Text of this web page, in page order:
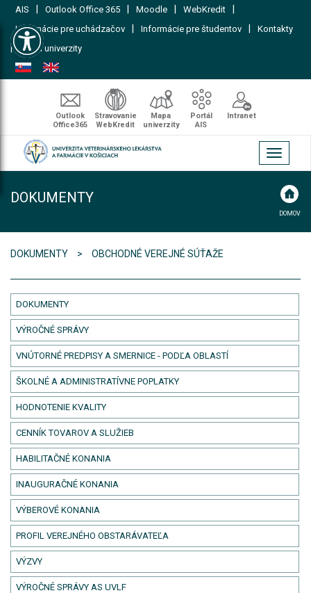
Open toolbar
AIS Outlook Office 365 Moodle WebKredit
Informácie pre uchádzačov Informácie pre študentov Kontakty
| Mapa univerzity
Outlook
Office365
Stravovanie
WebKredit
Mapa
univerzity
Portál
AIS
Intranet
Toggle
DOKUMENTY
DOMOV
DOKUMENTY OBCHODNÉ VEREJNÉ SÚŤAŽE
DOKUMENTY
VÝROČNÉ SPRÁVY
VNÚTORNÉ PREDPISY A SMERNICE - PODĽA OBLASTÍ
ŠKOLNÉ A ADMINISTRATÍVNE POPLATKY
HODNOTENIE KVALITY
CENNÍK TOVAROV A SLUŽIEB
HABILITAČNÉ KONANIA
INAUGURAČNÉ KONANIA
VÝBEROVÉ KONANIA
PROFIL VEREJNÉHO OBSTARÁVATEĽA
VÝZVY
VÝROČNÉ SPRÁVY AS UVLF